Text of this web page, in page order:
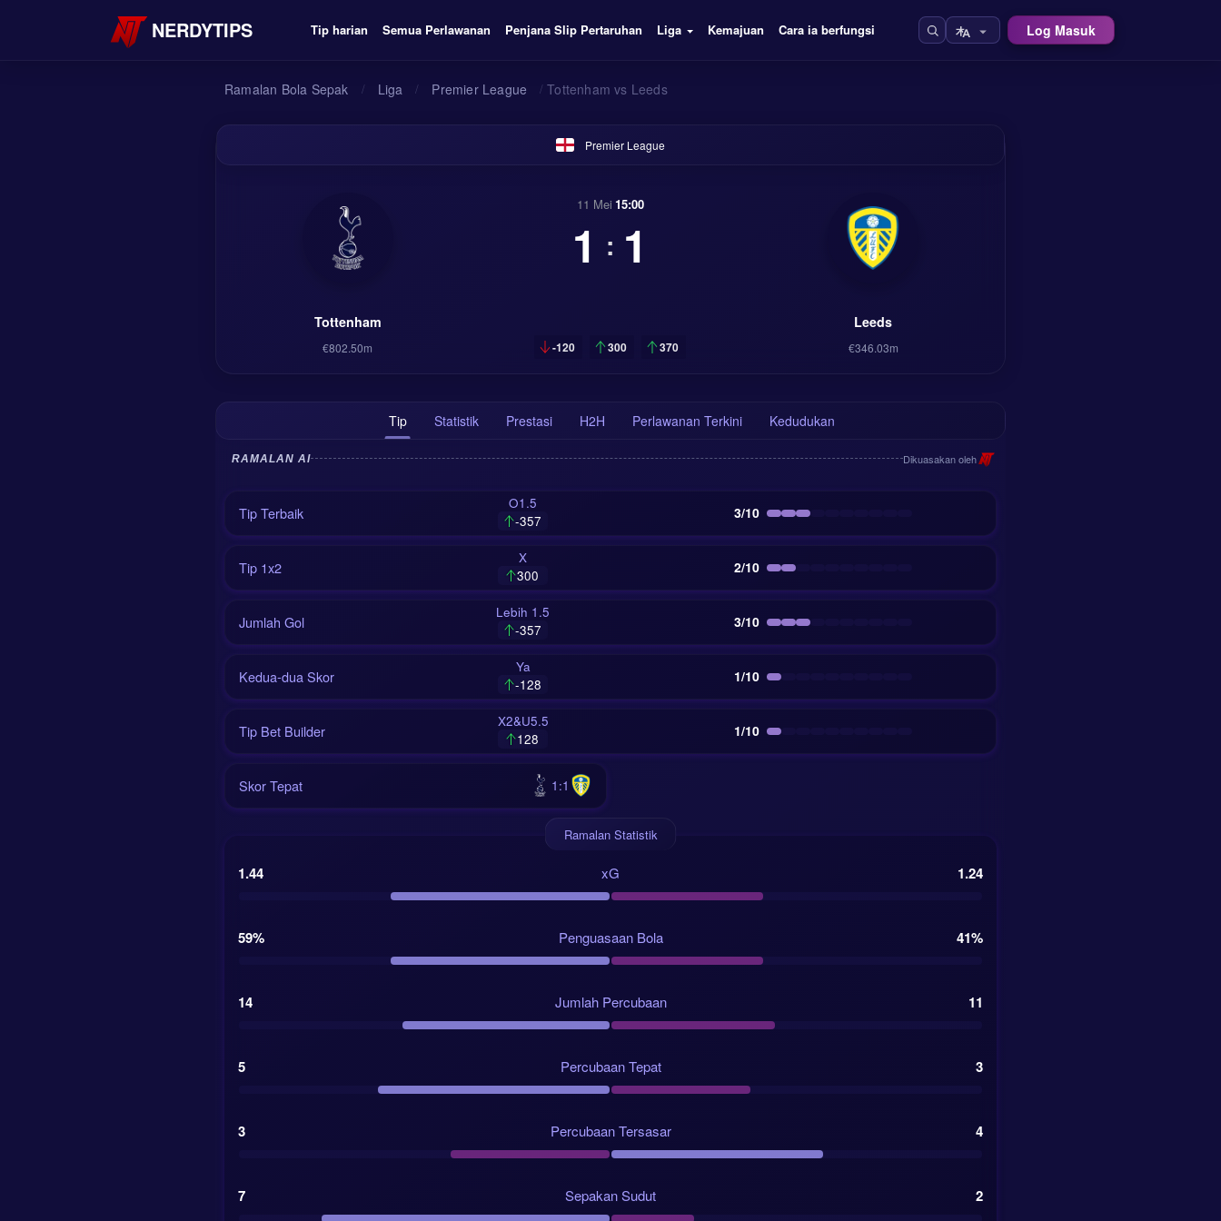
NERDYTIPS Tip harian Semua Perlawanan Penjana Slip Pertaruhan Liga Kemajuan Cara ia berfungsi Log Masuk
Ramalan Bola Sepak / Liga / Premier League / Tottenham vs Leeds
Premier League
Tottenham
€802.50m
11 Mei 15:00
1 : 1
-120 300 370
Leeds
€346.03m
Tip Statistik Prestasi H2H Perlawanan Terkini Kedudukan
RAMALAN AI Dikuasakan oleh
Tip Terbaik
O1.5
-357
3/10
Tip 1x2
X
300
2/10
Jumlah Gol
Lebih 1.5
-357
3/10
Kedua-dua Skor
Ya
-128
1/10
Tip Bet Builder
X2&U5.5
128
1/10
Skor Tepat 1:1
Ramalan Statistik
1.44 xG 1.24
59% Penguasaan Bola 41%
14 Jumlah Percubaan 11
5 Percubaan Tepat 3
3 Percubaan Tersasar 4
7 Sepakan Sudut 2